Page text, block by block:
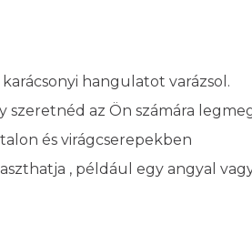
hangulatot varázsol.
az Ön számára
és virágcserepekben
, például egy angyal